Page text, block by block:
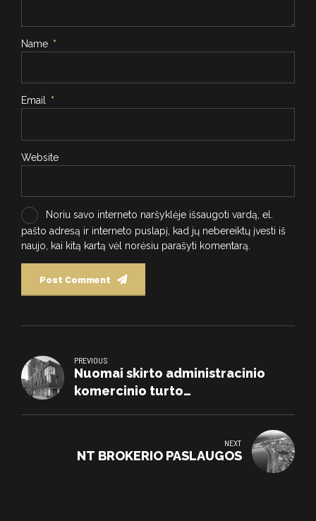
Name *
Email *
Website
Noriu savo interneto naršyklėje išsaugoti vardą, el.
pašto adresą ir interneto puslapį, kad jų nebereiktų įvesti iš
naujo, kai kitą kartą vėl norėsiu parašyti komentarą.
Post Comment
PREVIOUS
Nuomai skirto administracinio
komercinio turto
NEXT
NT BROKERIO PASLAUGOS